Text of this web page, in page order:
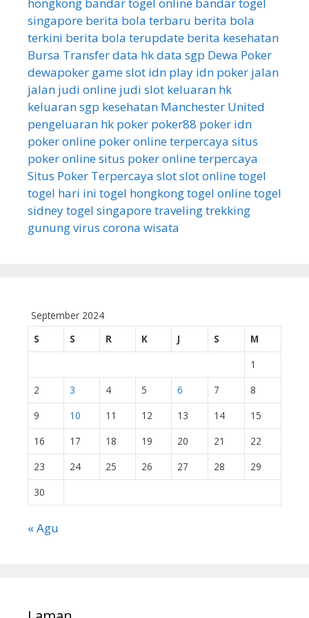
singapore berita bola terbaru berita bola
terkini berita bola terupdate berita kesehatan
Bursa Transferdata hkdata sgp Dewa Poker
dewapoker game slot idn play idn poker jalan
jalan judi online judi slot keluaran hk
keluaran sgp kesehatan Manchester United
pengeluaran hk poker poker88 poker idn
poker online poker online terpercaya situs
poker onlinesitus poker online terpercaya
Situs Poker Terpercaya slotslot onlinetogel
togel hari ini togel hongkongtogel onlinetogel
sidneytogel singaporetravelingtrekking
gunungvirus corona wisata
September 2024
S
S R K J S
M
1
2
3 4 5 6 7
8
9
10 11 12 13 14
15
16
17 18 19 20 21
22
23
24 25 26 27 28
29
30
« Agu